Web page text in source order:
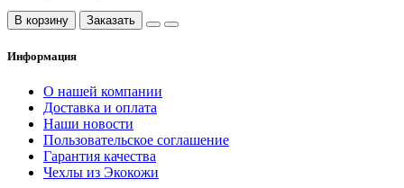
В корзину Заказать
Информация
О нашей компании
Доставка и оплата
Наши новости
Пользовательское соглашение
Гарантия качества
Чехлы из Экокожи